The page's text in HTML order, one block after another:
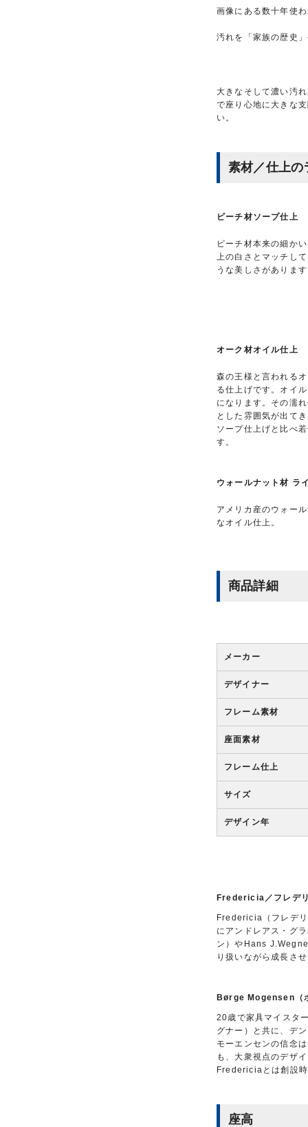
画像にある数十年使
汚れを「家族の歴史
大きなそして濃い汚
で座り心地に大きな
い。
素材／仕上の
ビーチ材ソープ仕上
ビーチ材本来の細か
上の白さとマッチし
うな美しさがありま
オーク材オイル仕上
森の王様と言われる
る仕上げです。オイ
になります。その濡
とした雰囲気が出て
ソープ仕上げと比べ
す。
ウォールナット材 ラ
アメリカ産のウォー
なオイル仕上。
商品詳細
メーカー
デザイナー
フレーム素材
座面素材
フレーム仕上
サイズ
デザイン年
Fredericia／フレデ
Fredericia（フレデ
にアンドレアス・グ
ン）やHans
り扱いながら成長さ
Børge Mogensen（
20歳で家具マイスタ
グナー）と共に、デ
モーエンセンの信念
も、大衆視点のデザ
Fredericiaとは創設時
座高